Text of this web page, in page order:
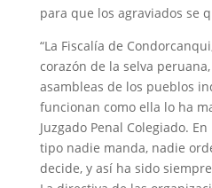
para que los agraviados se
“La Fiscalía de
corazón de la selva
asambleas de los pueblos
funcionan como ella lo ha
Juzgado Penal Colegiado.
tipo nadie manda, nadie
decide, y así ha sido